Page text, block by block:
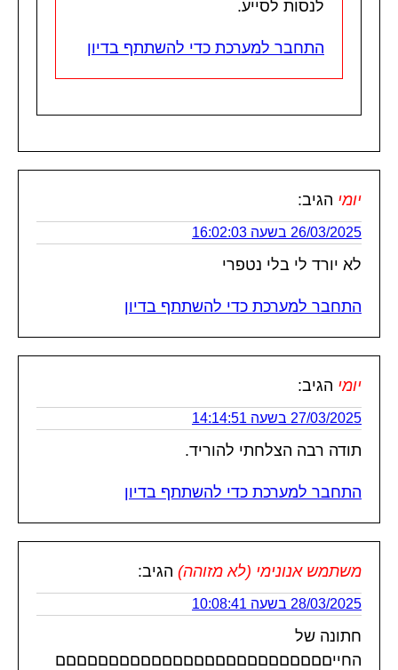
לנסות לסייע.
התחבר למערכת כדי להשתתף בדיון
יומי הגיב:
26/03/2025 בשעה 16:02:03
לא יורד לי בלי נטפרי
התחבר למערכת כדי להשתתף בדיון
יומי הגיב:
27/03/2025 בשעה 14:14:51
תודה רבה הצלחתי להוריד.
התחבר למערכת כדי להשתתף בדיון
משתמש אנונימי (לא מזוהה) הגיב:
28/03/2025 בשעה 10:08:41
חתונה של
החייםםםםםםםםםםםםםםםםםםםםםםםםםם